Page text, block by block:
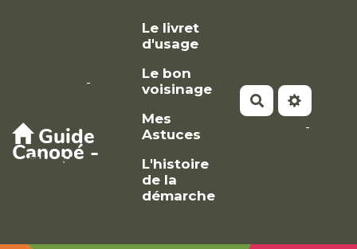
Aller au contenu principal
Guide
Canopé -
-
PasCherMontres
Le livret
d'usage
Le bon
voisinage
Mes
Astuces
L'histoire
de la
démarche
Rechercher
-